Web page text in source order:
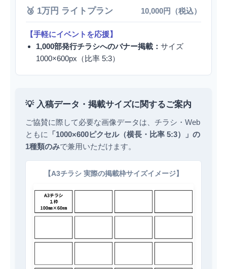
🥉 1万円 ライトプラン 10,000円（税込）
【手軽にイベントを応援】
1,000部発行チラシへのバナー掲載： サイズ
1000×600px（比率 5:3）
💡 入稿データ・掲載サイズに関するご案内
ご協賛に際して必要な画像データは、チラシ・Web
ともに
「1000×600ピクセル（横長・比率 5:3）」の
1種類のみで兼用いただけます。
【A3チラシ 実際の掲載枠サイズイメージ】